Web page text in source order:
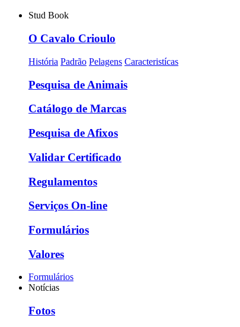
Stud Book
O Cavalo Crioulo
História Padrão Pelagens Caracteristícas
Pesquisa de Animais
Catálogo de Marcas
Pesquisa de Afixos
Validar Certificado
Regulamentos
Serviços On-line
Formulários
Valores
Formulários
Notícias
Fotos